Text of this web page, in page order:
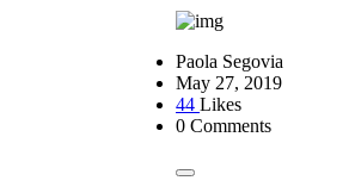
Paola Segovia
May 27, 2019
44 Likes
0 Comments